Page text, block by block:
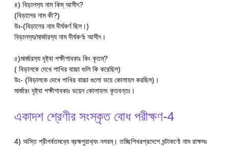
৪) বিড়ালস‍্য নাম কিম্ আসীৎ?
(বিড়ালের নাম কী?)
উঃ-(বিড়ালের নাম দীর্ঘকর্ণ ছিল।)
বিড়ালস‍্য/মার্জারস‍্য নাম দীর্ঘকর্ণঃ আসীৎ।
৫)মার্জারস‍্য দৃষ্ট্বা পক্ষীশাবকাঃ কিং কৃতম্?
( বিড়ালকে দেখে পাখির বাচ্চা গুলি কি করেছিল)
উঃ- (বিড়ালকে দেখে পাখির বাচ্চা গুলো ভয়ে কোলাহল করছিল)।
মার্জারং দৃষ্ট্বা পক্ষীশাবকাঃ ভয়েন কোলাহলং কৃতবন্তঃ।
একাদশ শ্রেণীর সংস্কৃত বোধ পরীক্ষণ-4
4) অস্তি শ্রীপর্বতমধ‍্যে ব্রহ্মপুরাখ‍্যং নগরম্। তচ্ছিশিখরপ্রদেশে ঘন্টাকর্ণো নাম রাক্ষসঃ